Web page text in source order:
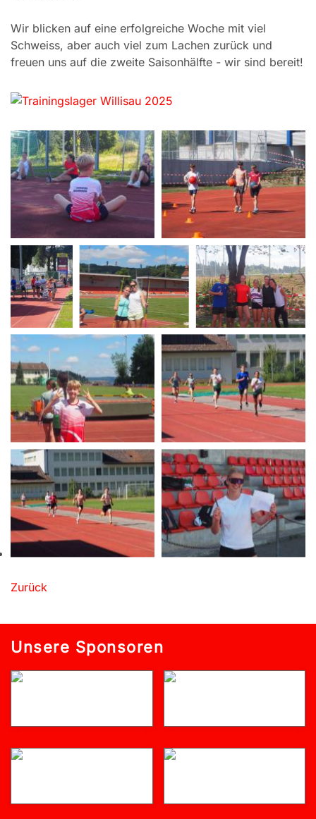
Wir blicken auf eine erfolgreiche Woche mit viel
Schweiss, aber auch viel zum Lachen zurück und
freuen uns auf die zweite Saisonhälfte - wir sind bereit!
Zurück
Unsere Sponsoren